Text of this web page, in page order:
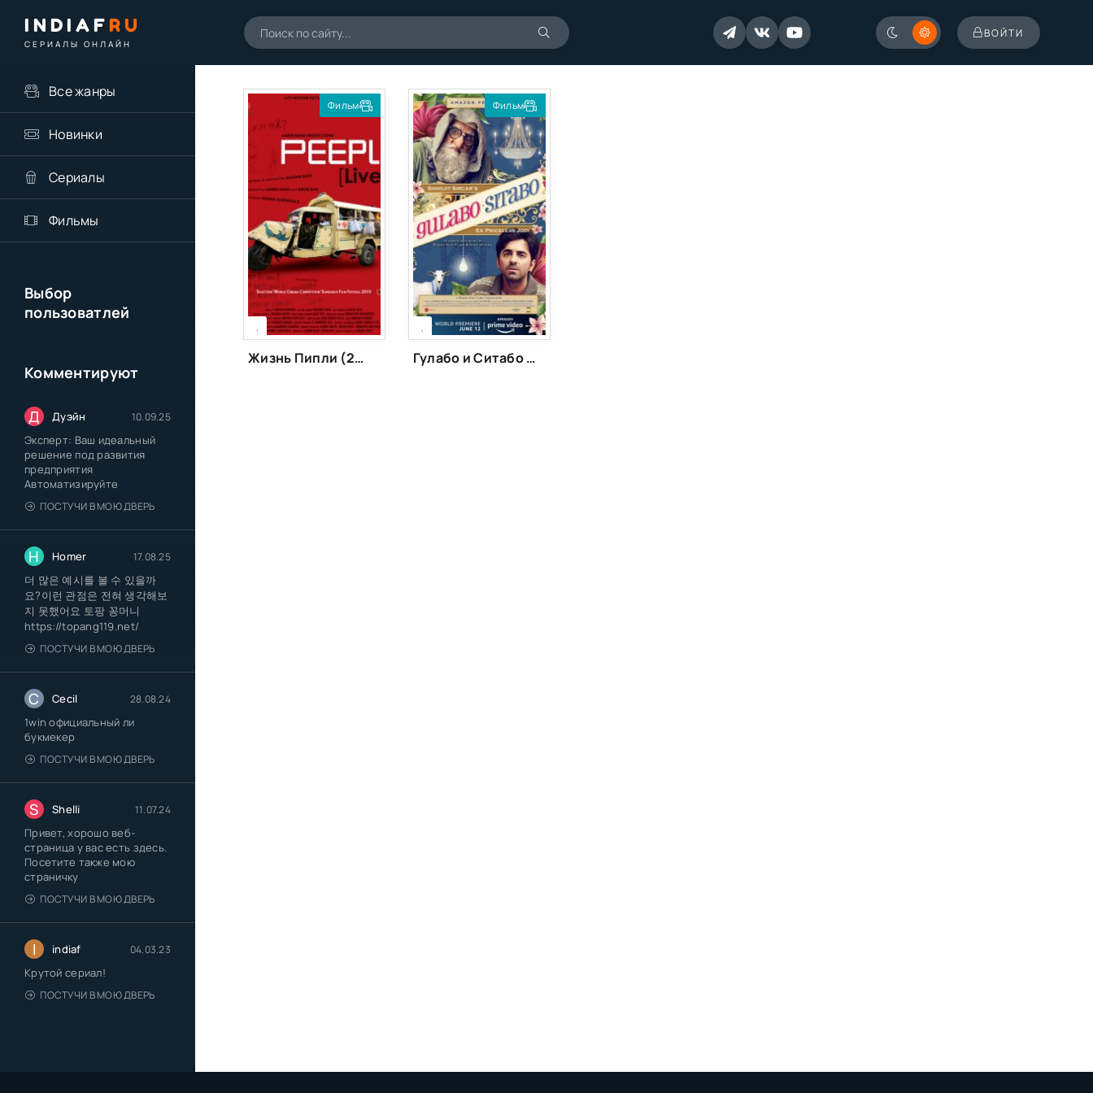
INDIAFRU
СЕРИАЛЫ ОНЛАЙН
ВОЙТИ
Все жанры
Новинки
Сериалы
Фильмы
Выбор
пользоватлей
Комментируют
Д Дуэйн 10.09.25
Эксперт: Ваш идеальный
решение под развития
предприятия
Автоматизируйте
ПОСТУЧИ В МОЮ ДВЕРЬ
H Homer 17.08.25
더 많은 예시를 볼 수 있을까
요?이런 관점은 전혀 생각해보
지 못했어요 토팡 꽁머니
https://topang119.net/
ПОСТУЧИ В МОЮ ДВЕРЬ
C Cecil 28.08.24
1win официальный ли
букмекер
ПОСТУЧИ В МОЮ ДВЕРЬ
S Shelli 11.07.24
Привет, хорошо веб-
страница у вас есть здесь.
Посетите также мою
страничку
ПОСТУЧИ В МОЮ ДВЕРЬ
I indiaf 04.03.23
Крутой сериал!
ПОСТУЧИ В МОЮ ДВЕРЬ
Фильм
[xfgiven_season]
,[/xfgiven_season]
Жизнь Пипли (2010)
Фильм
[xfgiven_season]
,[/xfgiven_season]
Гулабо и Ситабо (2020)